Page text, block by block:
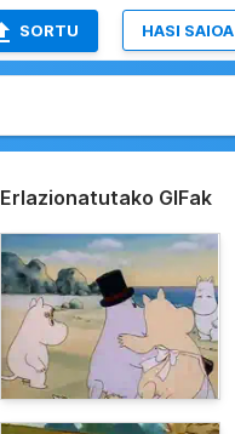
SORTU HASI SAIOA
Erlazionatutako GIFak